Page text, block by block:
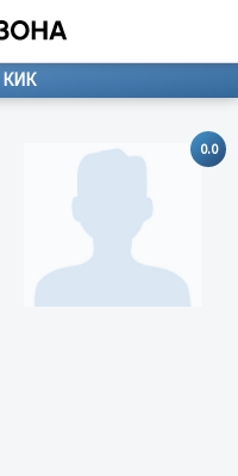
КИК
0.0